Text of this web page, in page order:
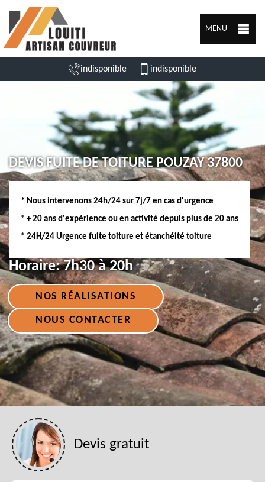
MENU
indisponible indisponible
DEVIS FUITE DE TOITURE POUZAY 37800
* Nous intervenons 24h/24 sur 7j/7 en cas d'urgence
* + 20 ans d'expérience ou en activité depuis plus de 20 ans
* 24H/24 Urgence fuite toiture et étanchéité toiture
Horaire:7h30 à 20h
NOS RÉALISATIONS
NOUS CONTACTER
Devis gratuit